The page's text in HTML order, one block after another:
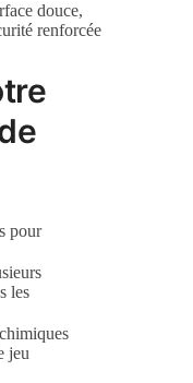
douce,
renforcée
pour
les
jeu